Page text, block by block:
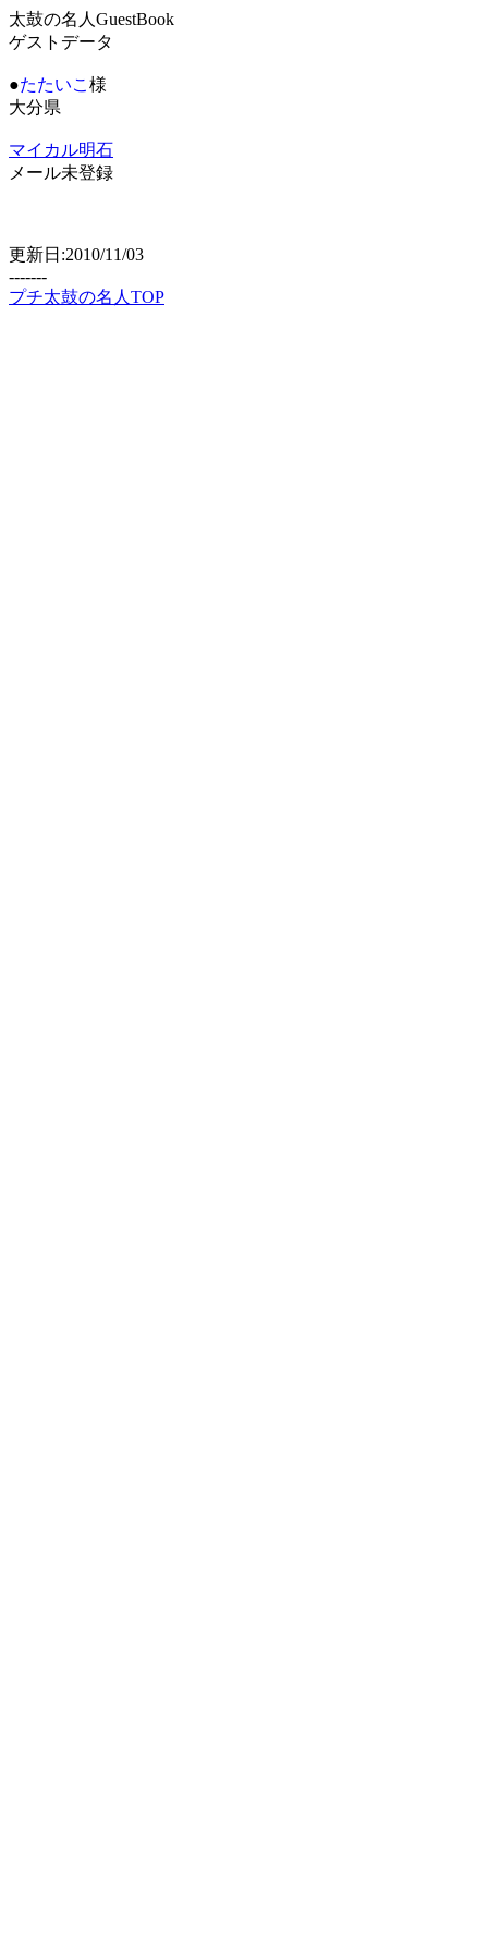
太鼓の名人GuestBook
ゲストデータ
●たたいこ 様
大分県
マイカル明石
メール未登録
更新日:2010/11/03
-------
プチ太鼓の名人TOP